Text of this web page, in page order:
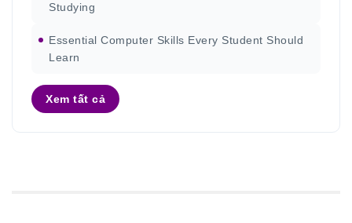
Studying
Essential Computer Skills Every Student Should
Learn
Xem tất cả